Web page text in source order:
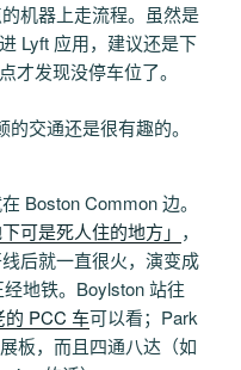
机器上走流程。虽然是
Lyft 应用，建议还是下
才发现没停车位了。
交通还是很有趣的。
Boston Common 边。
可是死人住的地方」 ，
后就一直很火，演变成
地铁。Boylston 站往
的 PCC 车可以看；Park
板，而且四通八达（如